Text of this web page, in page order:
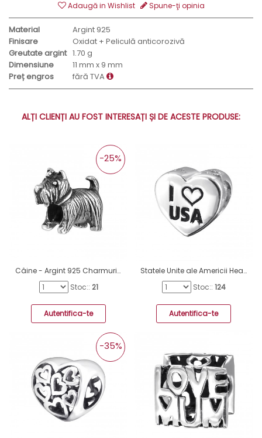
Adaugă in Wishlist Spune-ţi opinia
Material
Argint 925
Finisare
Oxidat + Peliculă anticorozivă
Greutate argint 1.70 g
Dimensiune
11 mm x 9 mm
Preț engros
fără TVA
ALȚI CLIENȚI AU FOST INTERESAȚI ȘI DE ACESTE PRODUSE:
Câine - Argint 925 Charmuri argint fără pietre A4S16830
-25%
Stoc:: 21
Autentifica-te
Statele Unite ale Americii Heart - Argint 925 Charmuri argint fără pietre A4S19832
Stoc:: 124
Autentifica-te
-35%